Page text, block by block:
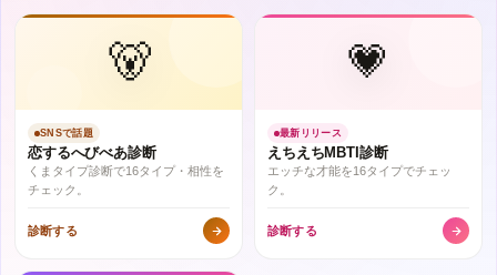
🐻
SNSで話題
恋するへびべあ診断
くまタイプ診断で16タイプ・相性を
チェック。
診断する
💗
最新リリース
えちえちMBTI診断
エッチな才能を16タイプでチェッ
ク。
診断する